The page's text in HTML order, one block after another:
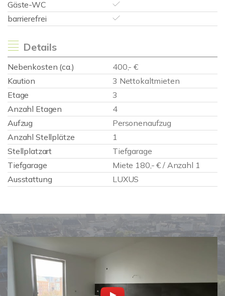
Gäste-WC
barrierefrei
Details
Nebenkosten (ca.)
400,- €
Kaution
3 Nettokaltmieten
Etage
3
Anzahl Etagen
4
Aufzug
Personenaufzug
Anzahl Stellplätze
1
Stellplatzart
Tiefgarage
Tiefgarage
Miete 180,- € / Anzahl 1
Ausstattung
LUXUS